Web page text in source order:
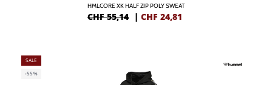
HMLCORE XK HALF ZIP POLY SWEAT
CHF 55,14 | CHF 24,81
SALE
-55%